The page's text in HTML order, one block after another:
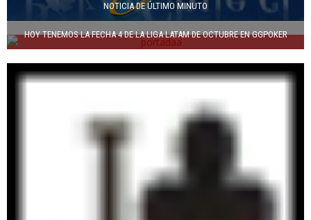
NOTICIA DE ÚLTIMO MINUTO
HOY TENEMOS LA FECHA 4 DE LA LIGA LATAM DE OCTUBRE EN GGPOKER